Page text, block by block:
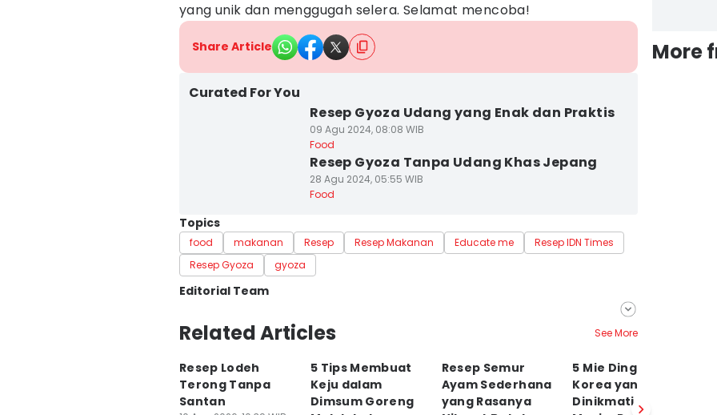
yang unik dan menggugah selera. Selamat mencoba!
Share Article
Curated For You
Resep Gyoza Udang yang Enak dan Praktis
09 Agu 2024, 08:08 WIB
Food
Resep Gyoza Tanpa Udang Khas Jepang
28 Agu 2024, 05:55 WIB
Food
Topics
food makanan Resep Resep Makanan Educate me
Resep IDN Times
Resep Gyoza
gyoza
Editorial Team
Editor
Dhiya Awlia Azzahra
Editor
Dewi Suci Rahayu
Related Articles See More
Resep Lodeh
Terong Tanpa
Santan
5 Tips Membuat
Keju dalam
Dimsum Goreng
Resep Semur
Ayam Sederhana
yang Rasanya
5 Mie Dingin Khas
Korea yang Cocok
Dinikmati saat
More